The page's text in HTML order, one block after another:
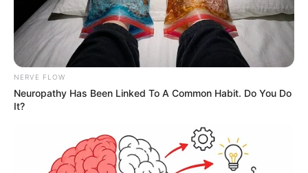
NERVE FLOW
Neuropathy Has Been Linked To A Common Habit. Do You Do
It?